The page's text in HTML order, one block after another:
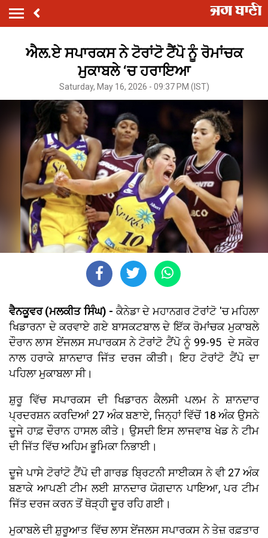
ਐਲ.ਏ ਸਪਾਰਕਸ ਨੇ ਟੋਰਾਂਟੋ ਟੈਂਪੋ ਨੂੰ ਰੋਮਾਂਚਕ
ਮੁਕਾਬਲੇ ‘ਚ ਹਰਾਇਆ
Saturday, May 16, 2026 - 09:37 PM (IST)
ਵੈਨਕੂਵਰ (ਮਲਕੀਤ ਸਿੰਘ) - ਕੈਨੇਡਾ ਦੇ ਮਹਾਨਗਰ ਟੋਰਾਂਟੋ 'ਚ ਮਹਿਲਾ
ਖਿਡਾਰਨਾ ਦੇ ਕਰਵਾਏ ਗਏ ਬਾਸਕਟਬਾਲ ਦੇ ਇੱਕ ਰੋਮਾਂਚਕ ਮੁਕਾਬਲੇ
ਦੌਰਾਨ ਲਾਸ ਏਂਜਲਸ ਸਪਾਰਕਸ ਨੇ ਟੋਰਾਂਟੋ ਟੈਂਪੋ ਨੂੰ 99-95 ਦੇ ਸਕੋਰ
ਨਾਲ ਹਰਾਕੇ ਸ਼ਾਨਦਾਰ ਜਿੱਤ ਦਰਜ ਕੀਤੀ। ਇਹ ਟੋਰਾਂਟੋ ਟੈਂਪੋ ਦਾ
ਪਹਿਲਾ ਮੁਕਾਬਲਾ ਸੀ।
ਸ਼ੁਰੂ ਵਿੱਚ ਸਪਾਰਕਸ ਦੀ ਖਿਡਾਰਨ ਕੈਲਸੀ ਪਲਮ ਨੇ ਸ਼ਾਨਦਾਰ
ਪ੍ਰਦਰਸ਼ਨ ਕਰਦਿਆਂ 27 ਅੰਕ ਬਣਾਏ, ਜਿਨ੍ਹਾਂ ਵਿੱਚੋਂ 18 ਅੰਕ ਉਸਨੇ
ਦੂਜੇ ਹਾਫ਼ ਦੌਰਾਨ ਹਾਸਲ ਕੀਤੇ। ਉਸਦੀ ਇਸ ਲਾਜਵਾਬ ਖੇਡ ਨੇ ਟੀਮ
ਦੀ ਜਿੱਤ ਵਿੱਚ ਅਹਿਮ ਭੂਮਿਕਾ ਨਿਭਾਈ।
ਦੂਜੇ ਪਾਸੇ ਟੋਰਾਂਟੋ ਟੈਂਪੋ ਦੀ ਗਾਰਡ ਬ੍ਰਿਟਨੀ ਸਾਈਕਸ ਨੇ ਵੀ 27 ਅੰਕ
ਬਣਾਕੇ ਆਪਣੀ ਟੀਮ ਲਈ ਸ਼ਾਨਦਾਰ ਯੋਗਦਾਨ ਪਾਇਆ, ਪਰ ਟੀਮ
ਜਿੱਤ ਦਰਜ ਕਰਨ ਤੋਂ ਥੋੜ੍ਹੀ ਦੂਰ ਰਹਿ ਗਈ।
ਮੁਕਾਬਲੇ ਦੀ ਸ਼ੁਰੂਆਤ ਵਿੱਚ ਲਾਸ ਏਂਜਲਸ ਸਪਾਰਕਸ ਨੇ ਤੇਜ਼ ਰਫ਼ਤਾਰ